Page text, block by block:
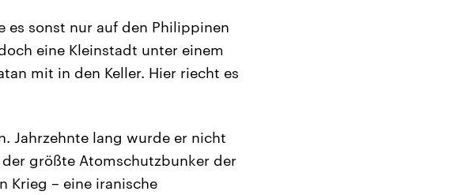
es sonst nur auf den Philippinen
eine Kleinstadt unter einem
mit in den Keller. Hier riecht es
Jahrzehnte lang wurde er nicht
größte Atomschutzbunker der
Krieg – eine iranische